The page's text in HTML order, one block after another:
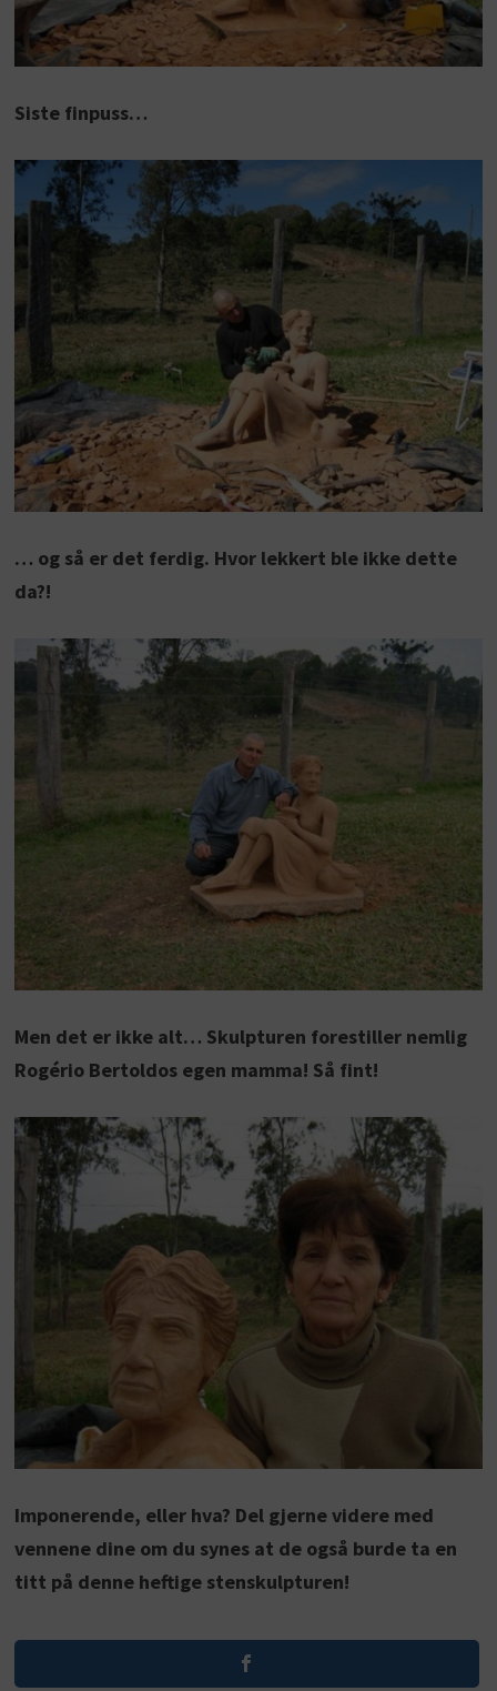
Siste finpuss…
… og så er det ferdig. Hvor lekkert ble ikke dette
da?!
Men det er ikke alt… Skulpturen forestiller nemlig
Rogério Bertoldos egen mamma! Så fint!
Imponerende, eller hva? Del gjerne videre med
vennene dine om du synes at de også burde ta en
titt på denne heftige stenskulpturen!